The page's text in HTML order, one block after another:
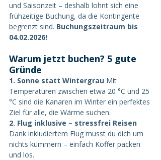
und Saisonzeit – deshalb lohnt sich eine
frühzeitige Buchung, da die Kontingente
begrenzt sind. Buchungszeitraum bis
04.02.2026!
Warum jetzt buchen? 5 gute
Gründe
1. Sonne statt Wintergrau Mit
Temperaturen zwischen etwa 20 °C und 25
°C sind die Kanaren im Winter ein perfektes
Ziel für alle, die Wärme suchen.
2. Flug inklusive – stressfrei Reisen
Dank inkludiertem Flug musst du dich um
nichts kümmern – einfach Koffer packen
und los.